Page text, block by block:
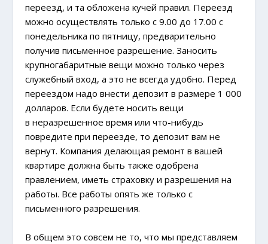
переезд, и та обложена кучей правил. Переезд
можно осуществлять только с 9.00 до 17.00 с
понедельника по пятницу, предварительно
получив письменное разрешение. Заносить
крупногабаритные вещи можно только через
служебный вход, а это не всегда удобно. Перед
переездом надо внести депозит в размере 1 000
долларов. Если будете носить вещи
в неразрешенное время или что-нибудь
повредите при переезде, то депозит вам не
вернут. Компания делающая ремонт в вашей
квартире должна быть также одобрена
правлением, иметь страховку и разрешения на
работы. Все работы опять же только с
письменного разрешения.
В общем это совсем не то, что мы представляем